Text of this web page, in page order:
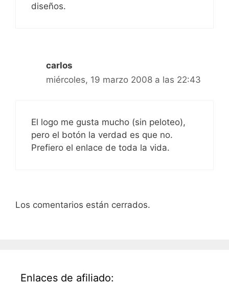
diseños.
carlos
miércoles, 19 marzo 2008 a las 22:43
El logo me gusta mucho (sin peloteo),
pero el botón la verdad es que no.
Prefiero el enlace de toda la vida.
Los comentarios están cerrados.
Enlaces de afiliado: